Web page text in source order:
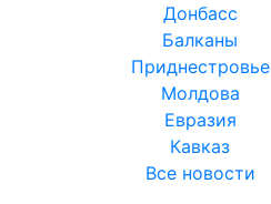
Донбасс
Балканы
Приднестровье
Молдова
Евразия
Кавказ
Все новости